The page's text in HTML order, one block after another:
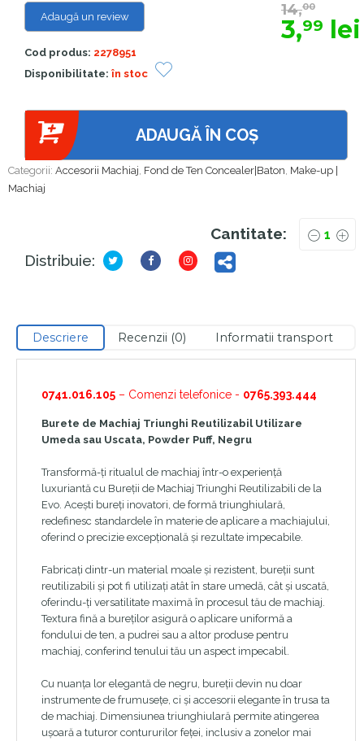
Categorii:Accesorii Machiaj Fond de Ten Concealer|Baton Make-up |
Machiaj
Adaugă un review
Cod produs: 2278951
Disponibilitate: în stoc
14,00
3,99 lei
ADAUGĂ ÎN COȘ
Cantitate:
Distribuie:
Descriere Recenzii (0) Informatii transport
0741.016.105 – Comenzi telefonice - 0765.393.444
Burete de Machiaj Triunghi Reutilizabil Utilizare
Umeda sau Uscata, Powder Puff, Negru
Transformă-ți ritualul de machiaj într-o experiență
luxuriantă cu Bureții de Machiaj Triunghi Reutilizabili de la
Evo. Acești bureți inovatori, de formă triunghiulară,
redefinesc standardele în materie de aplicare a machiajului,
oferind o precizie excepțională și rezultate impecabile.
Fabricați dintr-un material moale și rezistent, bureții sunt
reutilizabili și pot fi utilizați atât în ​​stare umedă, cât și uscată,
oferindu-ți versatilitate maximă în procesul tău de machiaj.
Textura fină a bureților asigură o aplicare uniformă a
fondului de ten, a pudrei sau a altor produse pentru
machiaj, conferind tenului tău un aspect impecabil.
Cu nuanța lor elegantă de negru, bureții devin nu doar
instrumente de frumusețe, ci și accesorii elegante în trusa ta
de machiaj. Dimensiunea triunghiulară permite atingerea
ușoară a tuturor contururilor feței, inclusiv a zonelor mai